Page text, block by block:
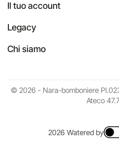
Il tuo account
Legacy
Chi siamo
© 2026 - Nara-bomboniere
Ateco
2026 Watered by